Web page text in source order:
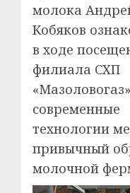
молока
Кобяков
в ходе
филиала СХП
современные
технологии
привычный
молочной